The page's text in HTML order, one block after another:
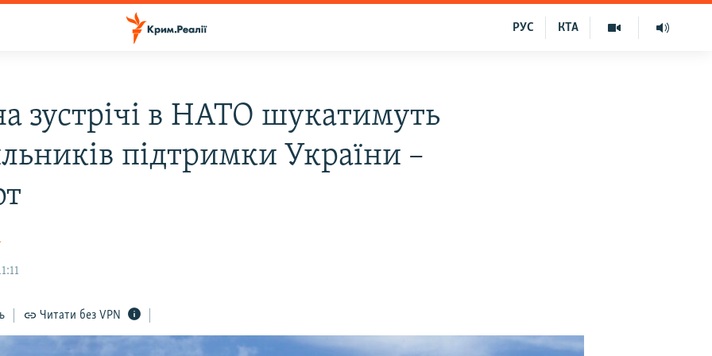
КТА
РУС
зустрічі в НАТО шукатимуть
підтримки України –
Читати без VPN